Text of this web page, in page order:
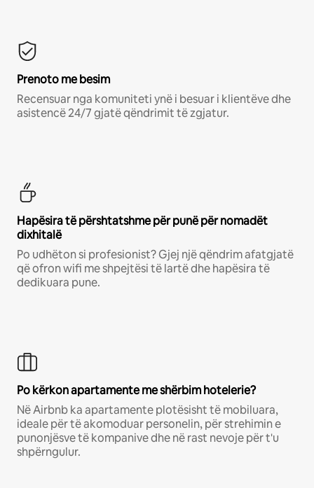
Prenoto me besim
Recensuar nga komuniteti ynë i besuar i klientëve dhe
asistencë 24/7 gjatë qëndrimit të zgjatur.
Hapësira të përshtatshme për punë për nomadët
dixhitalë
Po udhëton si profesionist? Gjej një qëndrim afatgjatë
që ofron wifi me shpejtësi të lartë dhe hapësira të
dedikuara pune.
Po kërkon apartamente me shërbim hotelerie?
Në Airbnb ka apartamente plotësisht të mobiluara,
ideale për të akomoduar personelin, për strehimin e
punonjësve të kompanive dhe në rast nevoje për t'u
shpërngulur.